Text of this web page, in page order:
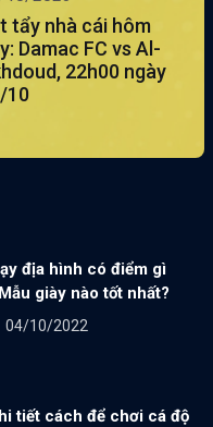
tẩy nhà cái hôm
Damac FC vs Al-
22h00 ngày
10
địa hình có điểm gì
giày nào tốt nhất?
04/10/2022
tiết cách để chơi cá độ